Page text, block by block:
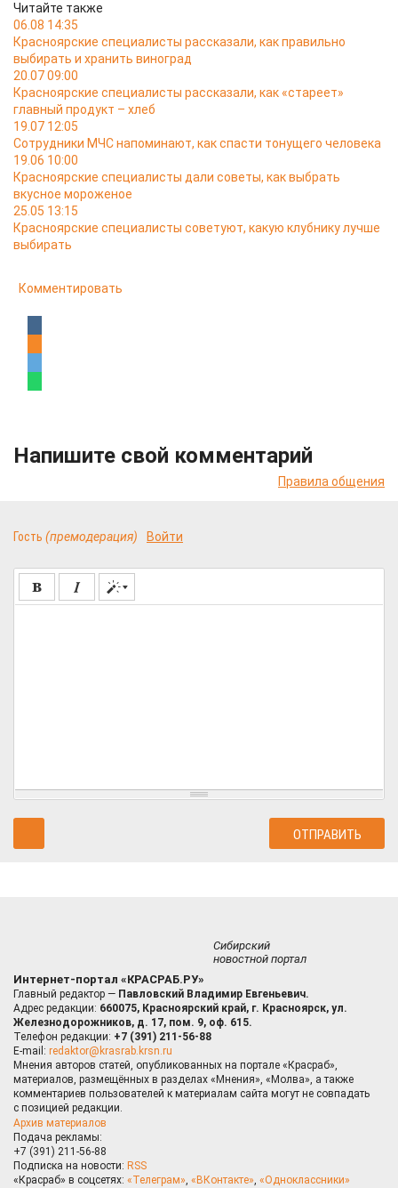
Читайте также
06.08 14:35
Красноярские специалисты рассказали, как правильно
выбирать и хранить виноград
20.07 09:00
Красноярские специалисты рассказали, как «стареет»
главный продукт – хлеб
19.07 12:05
Сотрудники МЧС напоминают, как спасти тонущего человека
19.06 10:00
Красноярские специалисты дали советы, как выбрать
вкусное мороженое
25.05 13:15
Красноярские специалисты советуют, какую клубнику лучше
выбирать
Комментировать
Напишите свой комментарий
Правила общения
Гость (премодерация) Войти
Сибирский
новостной портал
Интернет-портал «КРАСРАБ.РУ»
Главный редактор — Павловский Владимир Евгеньевич.
Адрес редакции: 660075, Красноярский край, г. Красноярск, ул.
Железнодорожников, д. 17, пом. 9, оф. 615.
Телефон редакции: +7 (391) 211-56-88
E-mail: redaktor@krasrab.krsn.ru
Мнения авторов статей, опубликованных на портале «Красраб»,
материалов, размещённых в разделах «Мнения», «Молва», а также
комментариев пользователей к материалам сайта могут не совпадать
с позицией редакции.
Архив материалов
Подача рекламы:
+7 (391) 211-56-88
Подписка на новости: RSS
«Красраб» в соцсетях: «Телеграм», «ВКонтакте», «Одноклассники»